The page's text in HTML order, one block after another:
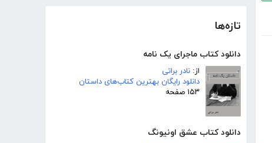
تازه‌ها
دانلود کتاب ماجرای یک نامه
از: نادر براتی
دانلود رایگان بهترین کتاب‌های داستان
۱۵۳ صفحه
دانلود کتاب عشق اونیونگ